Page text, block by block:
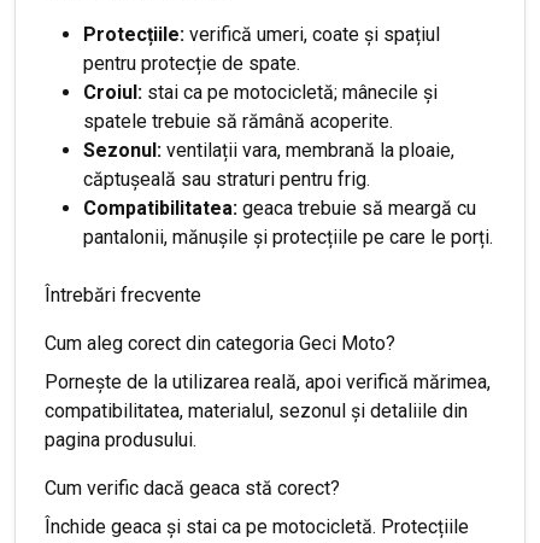
Protecțiile: verifică umeri, coate și spațiul
pentru protecție de spate.
Croiul: stai ca pe motocicletă; mânecile și
spatele trebuie să rămână acoperite.
Sezonul: ventilații vara, membrană la ploaie,
căptușeală sau straturi pentru frig.
Compatibilitatea: geaca trebuie să meargă cu
pantalonii, mănușile și protecțiile pe care le porți.
Întrebări frecvente
Cum aleg corect din categoria Geci Moto?
Pornește de la utilizarea reală, apoi verifică mărimea,
compatibilitatea, materialul, sezonul și detaliile din
pagina produsului.
Cum verific dacă geaca stă corect?
Închide geaca și stai ca pe motocicletă. Protecțiile